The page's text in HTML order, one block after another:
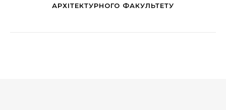
АРХІТЕКТУРНОГО ФАКУЛЬТЕТУ